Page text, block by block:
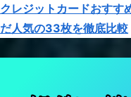
クレジットカードおす
だ人気の33枚を徹底比較